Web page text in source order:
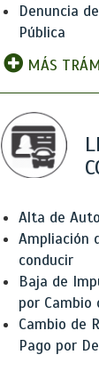
Denuncia
Pública
MÁS
Alta de
Ampliación
conducir
Baja de
por Cambio
Cambio de
Pago por